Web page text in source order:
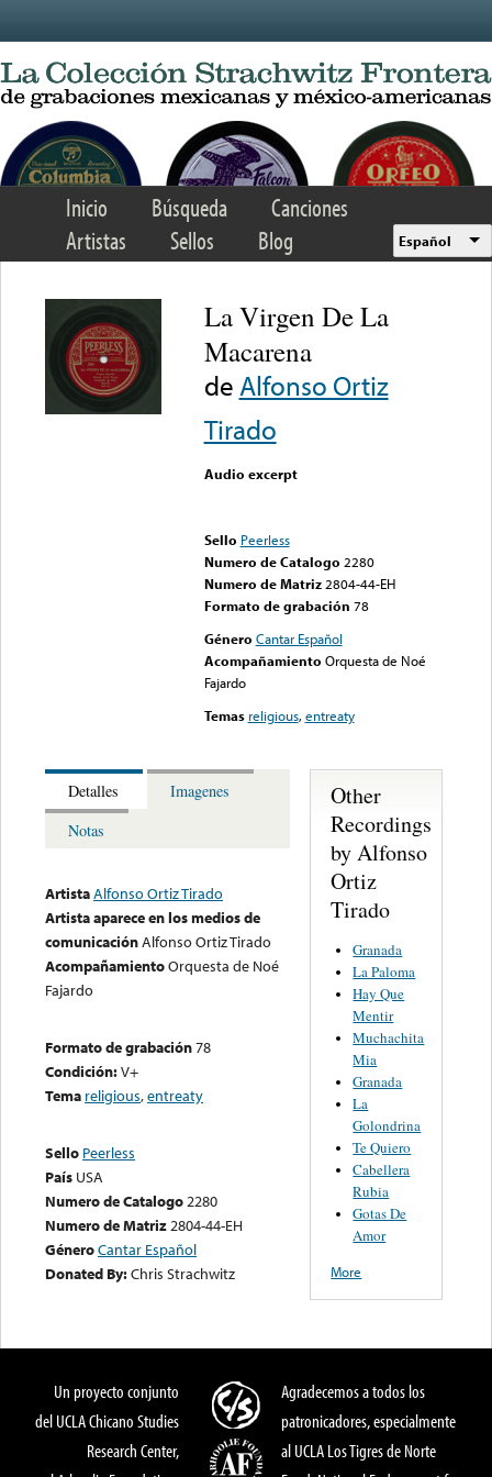
Inicio Búsqueda
Canciones
Artistas
Sellos Blog Español
La Virgen De La
Macarena
de Alfonso Ortiz
Tirado
Audio excerpt
Sello Peerless
Numero de Catalogo 2280
Numero de Matriz 2804-44-EH
Formato de grabación 78
Género Cantar Español
Acompañamiento Orquesta de Noé
Fajardo
Temas religious,entreaty
Detalles
Imagenes
Notas
ArtistaAlfonso Ortiz Tirado
Artista aparece en los medios de
comunicaciónAlfonso Ortiz Tirado
AcompañamientoOrquesta de Noé
Fajardo
Formato de grabación78
Condición:V+
Tema religious,entreaty
Sello Peerless
País USA
Numero de Catalogo2280
Numero de Matriz2804-44-EH
GéneroCantar Español
Donated By:Chris Strachwitz
Other
Recordings
by Alfonso
Ortiz
Tirado
Granada
La Paloma
Hay Que
Mentir
Muchachita
Mia
Granada
La
Golondrina
Te Quiero
Cabellera
Rubia
Gotas De
Amor
More
Un proyecto conjunto
del UCLA Chicano Studies
Research Center,
Agradecemos a todos los
patronicadores, especialmente
al UCLA Los Tigres de Norte